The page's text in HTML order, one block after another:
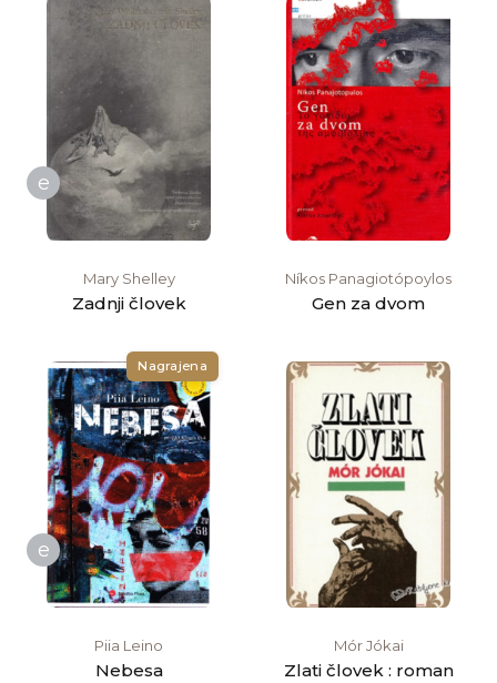
e
Mary Shelley
Zadnji človek
Níkos Panagiotópoylos
Gen za dvom
Nagrajena
e
Piia Leino
Nebesa
Mór Jókai
Zlati človek : roman